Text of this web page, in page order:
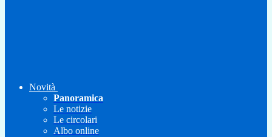
Novità
Panoramica
Le notizie
Le circolari
Albo online